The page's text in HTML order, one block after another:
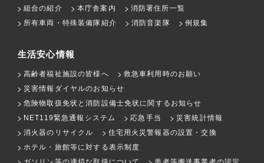
組合の紹介 本庁舎案内
消防署住所一覧
所有車両・特殊装備隊紹介
消防音楽隊 例規集
生活安心情報
高齢者福祉施設の皆様へ
救急車利用時のお願い
災害情報ダイヤルのお知らせ
危険物取扱免状と消防設備士免状に関するお知らせ
NET119緊急通報システム
応急手当
災害統計情報
消火器のリサイクル
住宅用火災警報器の設置・交換
ホテル・旅館等に対する表示制度